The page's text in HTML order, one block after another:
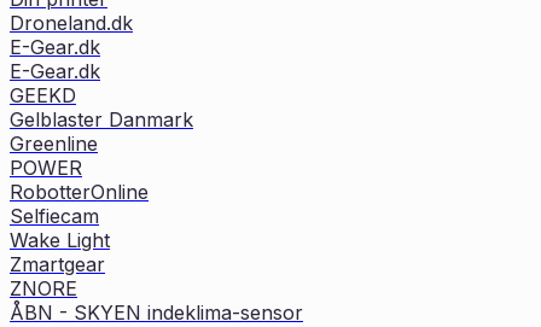
Droneland.dk
E-Gear.dk
E-Gear.dk
GEEKD
Gelblaster Danmark
Greenline
POWER
RobotterOnline
Selfiecam
Wake Light
Zmartgear
ZNORE
ÅBN - SKYEN indeklima-sensor